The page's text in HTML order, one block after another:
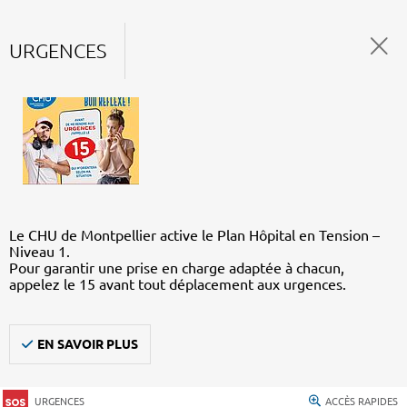
URGENCES
Le CHU de Montpellier active le Plan Hôpital en Tension –
Niveau 1.
Pour garantir une prise en charge adaptée à chacun,
appelez le 15 avant tout déplacement aux urgences.
EN SAVOIR PLUS
URGENCES ACCÈS RAPIDES